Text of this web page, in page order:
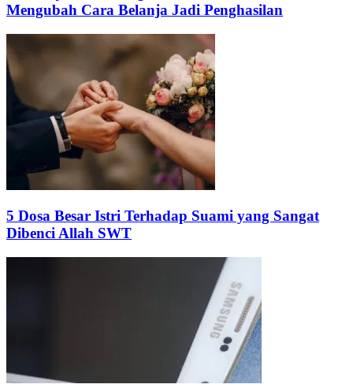
Mengubah Cara Belanja Jadi Penghasilan
5 Dosa Besar Istri Terhadap Suami yang Sangat
Dibenci Allah SWT